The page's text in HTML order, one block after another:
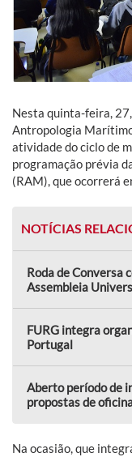
Nesta quinta-feira,
Antropologia
atividade do ciclo de
programação prévia
(RAM), que ocorrerá
NOTÍCIAS
Roda de Conversa
Assembleia
FURG integra
Portugal
Aberto período de
propostas de
Na ocasião, que